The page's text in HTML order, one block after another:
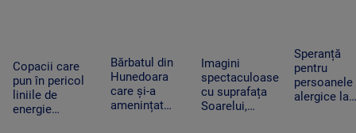
organismul să
funcționeze
zone
fost
mistuite de
flăcări
Copacii care
pun în pericol
liniile de
energie
Bărbatul din
Hunedoara
care și-a
amenințat
Imagini
spectaculoase
cu suprafața
Soarelui,
Speranță
pentru
persoanele
alergice la